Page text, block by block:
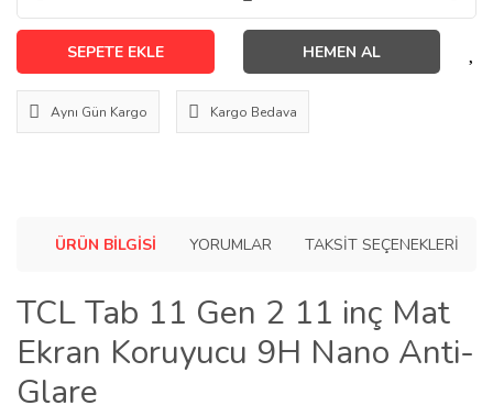
SEPETE EKLE HEMEN AL
Aynı Gün Kargo Kargo Bedava
ÜRÜN BILGISI YORUMLAR TAKSIT SEÇENEKLERI
TCL Tab 11 Gen 2 11 inç Mat
Ekran Koruyucu 9H Nano Anti-
Glare